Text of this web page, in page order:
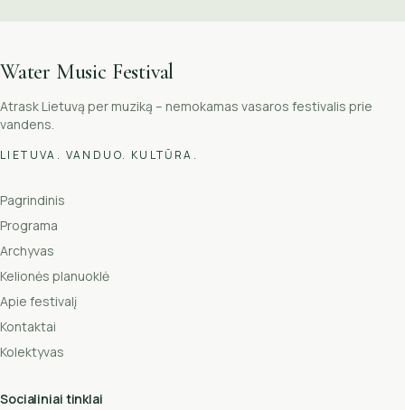
Water Music Festival
Atrask Lietuvą per muziką – nemokamas vasaros festivalis prie
vandens.
LIETUVA. VANDUO. KULTŪRA.
Pagrindinis
Programa
Archyvas
Kelionės planuoklė
Apie festivalį
Kontaktai
Kolektyvas
Socialiniai tinklai